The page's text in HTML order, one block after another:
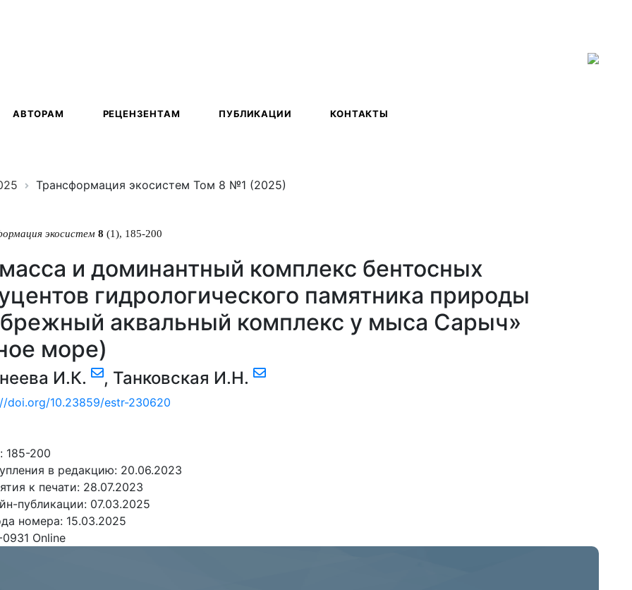
АВТОРАМ РЕЦЕНЗЕНТАМ ПУБЛИКАЦИИ КОНТАКТЫ
Трансформация экосистем Том 8 №1 (2025)
экосистем 8 (1), 185-200
и доминантный комплекс бентосных
гидрологического памятника природы
аквальный комплекс у мыса Сарыч»
море)
И.К. , Танковская И.Н.
doi.org/10.23859/estr-230620
185-200
в редакцию: 20.06.2023
к печати: 28.07.2023
публикации: 07.03.2025
номера: 15.03.2025
Online